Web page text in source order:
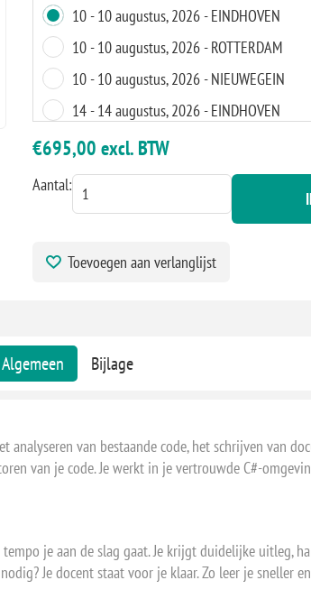
10 - 10 augustus, 2026 - EINDHOVEN
10 - 10 augustus, 2026 - ROTTERDAM
10 - 10 augustus, 2026 - NIEUWEGEIN
14 - 14 augustus, 2026 - EINDHOVEN
14 - 14 augustus, 2026 - ROTTERDAM
14 - 14 augustus, 2026 - NIEUWEGEIN
18 - 18 augustus, 2026 - EINDHOVEN
18 - 18 augustus, 2026 - NIEUWEGEIN
20 - 20 augustus, 2026 - NIEUWEGEIN
26 - 26 augustus, 2026 - NIEUWEGEIN
28 - 28 augustus, 2026 - NIEUWEGEIN
31 - 31 augustus, 2026 - EINDHOVEN
€695,00 excl. BTW
Aantal:
Toevoegen aan verlanglijst
Algemeen Bijlage
van bestaande code, het schrijven van
van je code. Je werkt in je vertrouwde C#-
je aan de slag gaat. Je krijgt duidelijke uitleg,
Je docent staat voor je klaar. Zo leer je sneller